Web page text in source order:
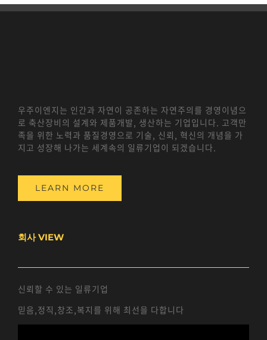
우주이엔지는 인간과 자연이 공존하는 자연주의를 경영이념으
로 축산장비의 설계와 제품개발, 생산하는 기업입니다. 고객만
족을 위한 노력과 품질경영으로 기술, 신뢰, 혁신의 개념을 가
지고 성장해 나가는 세계속의 일류기업이 되겠습니다.
LEARN MORE
회사 VIEW
신뢰할 수 있는 일류기업
믿음,정직,창조,복지를 위해 최선을 다합니다